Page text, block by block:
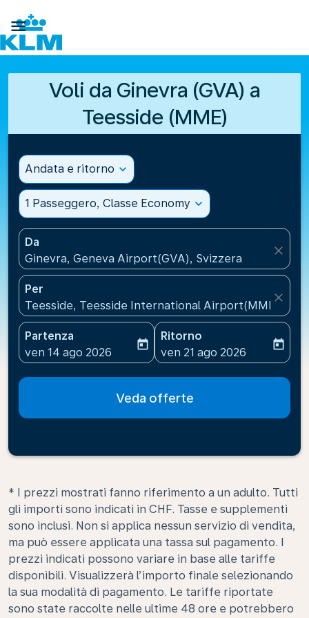

Voli da Ginevra (GVA) a
Teesside (MME)
Andata e ritorno expand_more
1 Passeggero, Classe Economy expand_more
Da
Ginevra, Geneva Airport(GVA), Svizzera
close
Per
Teesside, Teesside International Airport(MME),
close
Partenza
fc-booking-departure-date-aria-label
ven 14 ago 2026
today
Ritorno
fc-booking-return-date-
ven 21 ago 2026
today
Veda offerte
* I prezzi mostrati fanno riferimento a un adulto. Tutti
gli importi sono indicati in CHF. Tasse e supplementi
sono inclusi. Non si applica nessun servizio di vendita,
ma può essere applicata una tassa sul pagamento. I
prezzi indicati possono variare in base alle tariffe
disponibili. Visualizzerà l’importo finale selezionando
la sua modalità di pagamento. Le tariffe riportate
sono state raccolte nelle ultime 48 ore e potrebbero